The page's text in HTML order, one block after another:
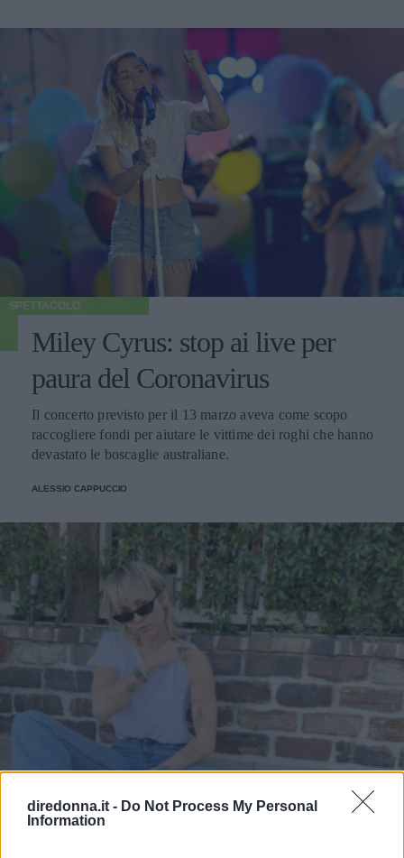
diredonna.it - Do Not Process My Personal
Information
SPETTACOLO
Miley Cyrus: stop ai live per
paura del Coronavirus
Il concerto previsto per il 13 marzo aveva come scopo
raccogliere fondi per aiutare le vittime dei roghi che hanno
devastato le boscaglie australiane.
ALESSIO CAPPUCCIO